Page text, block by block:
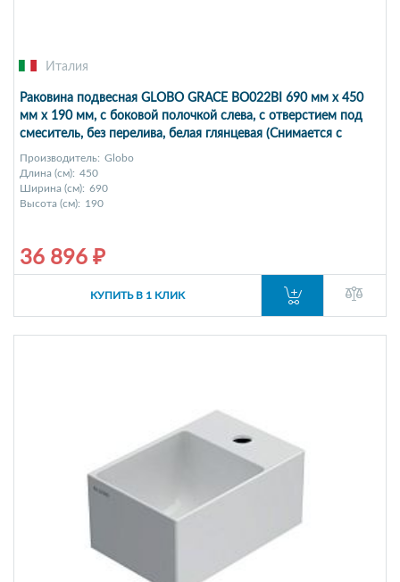
Италия
Раковина подвесная GLOBO GRACE BO022BI 690 мм х 450
мм х 190 мм, с боковой полочкой слева, с отверстием под
смеситель, без перелива, белая глянцевая (Снимается с
производства)
Производитель: Globo
Длина (см): 450
Ширина (см): 690
Высота (см): 190
36 896 ₽
КУПИТЬ В 1 КЛИК